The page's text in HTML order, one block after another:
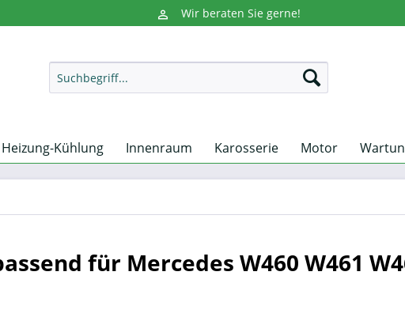
Wir beraten Sie gerne!
Heizung-Kühlung Innenraum Karosserie Motor
für Mercedes W460 W461